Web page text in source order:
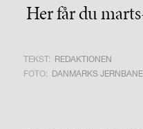
Her får du
TEKST: REDAKTIONEN
FOTO: DANMARKS